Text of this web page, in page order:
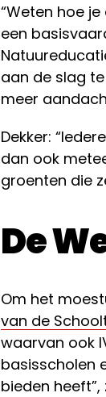
“Weten hoe
een
aan de slag
meer
Dekker:
dan ook
groenten die
De
Om het
van de
waarvan ook
basisscholen
bieden heeft”,